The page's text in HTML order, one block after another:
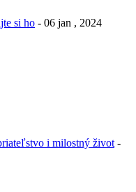
si ho - 06 jan , 2024
i milostný život -